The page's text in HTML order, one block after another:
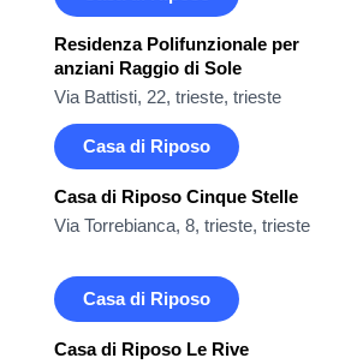
Residenza Polifunzionale per
anziani Raggio di Sole
Via Battisti, 22, trieste, trieste
Casa di Riposo
Casa di Riposo Cinque Stelle
Via Torrebianca, 8, trieste, trieste
Casa di Riposo
Casa di Riposo Le Rive